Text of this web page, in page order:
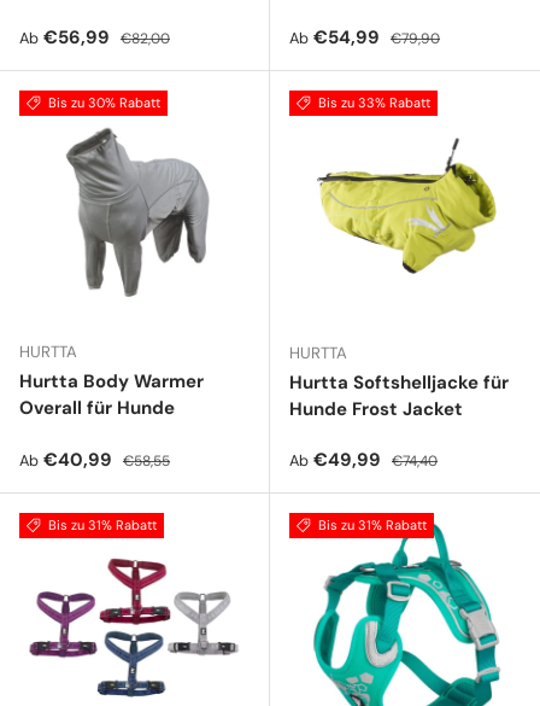
Verkaufspreis
Ab €56,99 Normaler Preis
€82,00 Verkaufspreis
Ab €54,99 Normaler Preis
€79,90
Bis zu 30% Rabatt
HURTTA
Hurtta Body Warmer
Overall für Hunde
Verkaufspreis
Ab €40,99 Normaler Preis
€58,55
Bis zu 33% Rabatt
HURTTA
Hurtta Softshelljacke für
Hunde Frost Jacket
Verkaufspreis
Ab €49,99 Normaler Preis
€74,40
Bis zu 31% Rabatt Bis zu 31% Rabatt